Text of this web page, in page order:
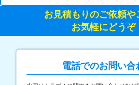
お見積もりのご依頼や
お気軽にどうぞ
電話でのお問い合